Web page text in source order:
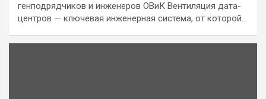
генподрядчиков и инженеров ОВиК Вентиляция дата-
центров — ключевая инженерная система, от которой…